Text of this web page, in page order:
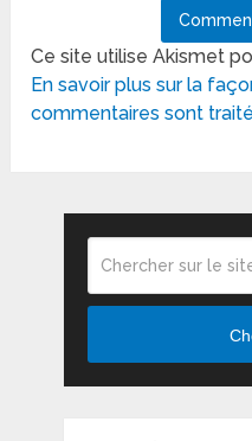
Ce site utilise Akismet
En savoir plus sur la
commentaires sont